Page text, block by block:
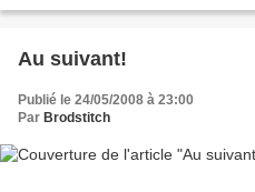
Au suivant!
Publié le 24/05/2008 à 23:00
Par Brodstitch